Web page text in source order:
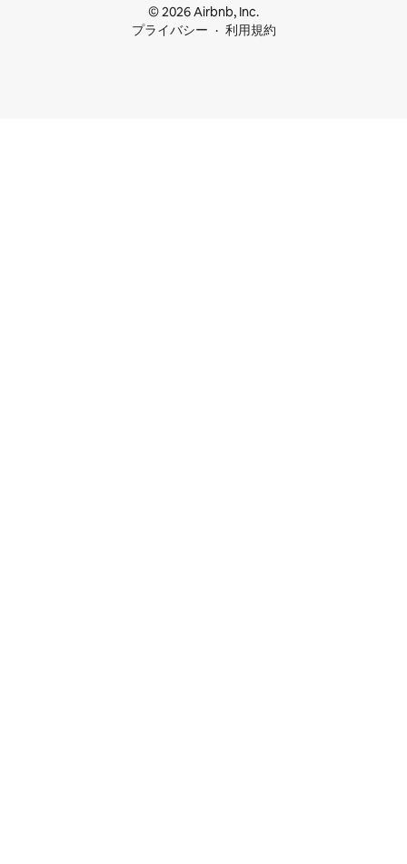
© 2026 Airbnb, Inc.
プライバシー
利用規約